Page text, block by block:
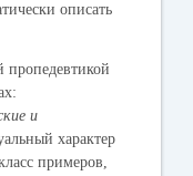
описать
пропедевтикой
и
характер
примеров,